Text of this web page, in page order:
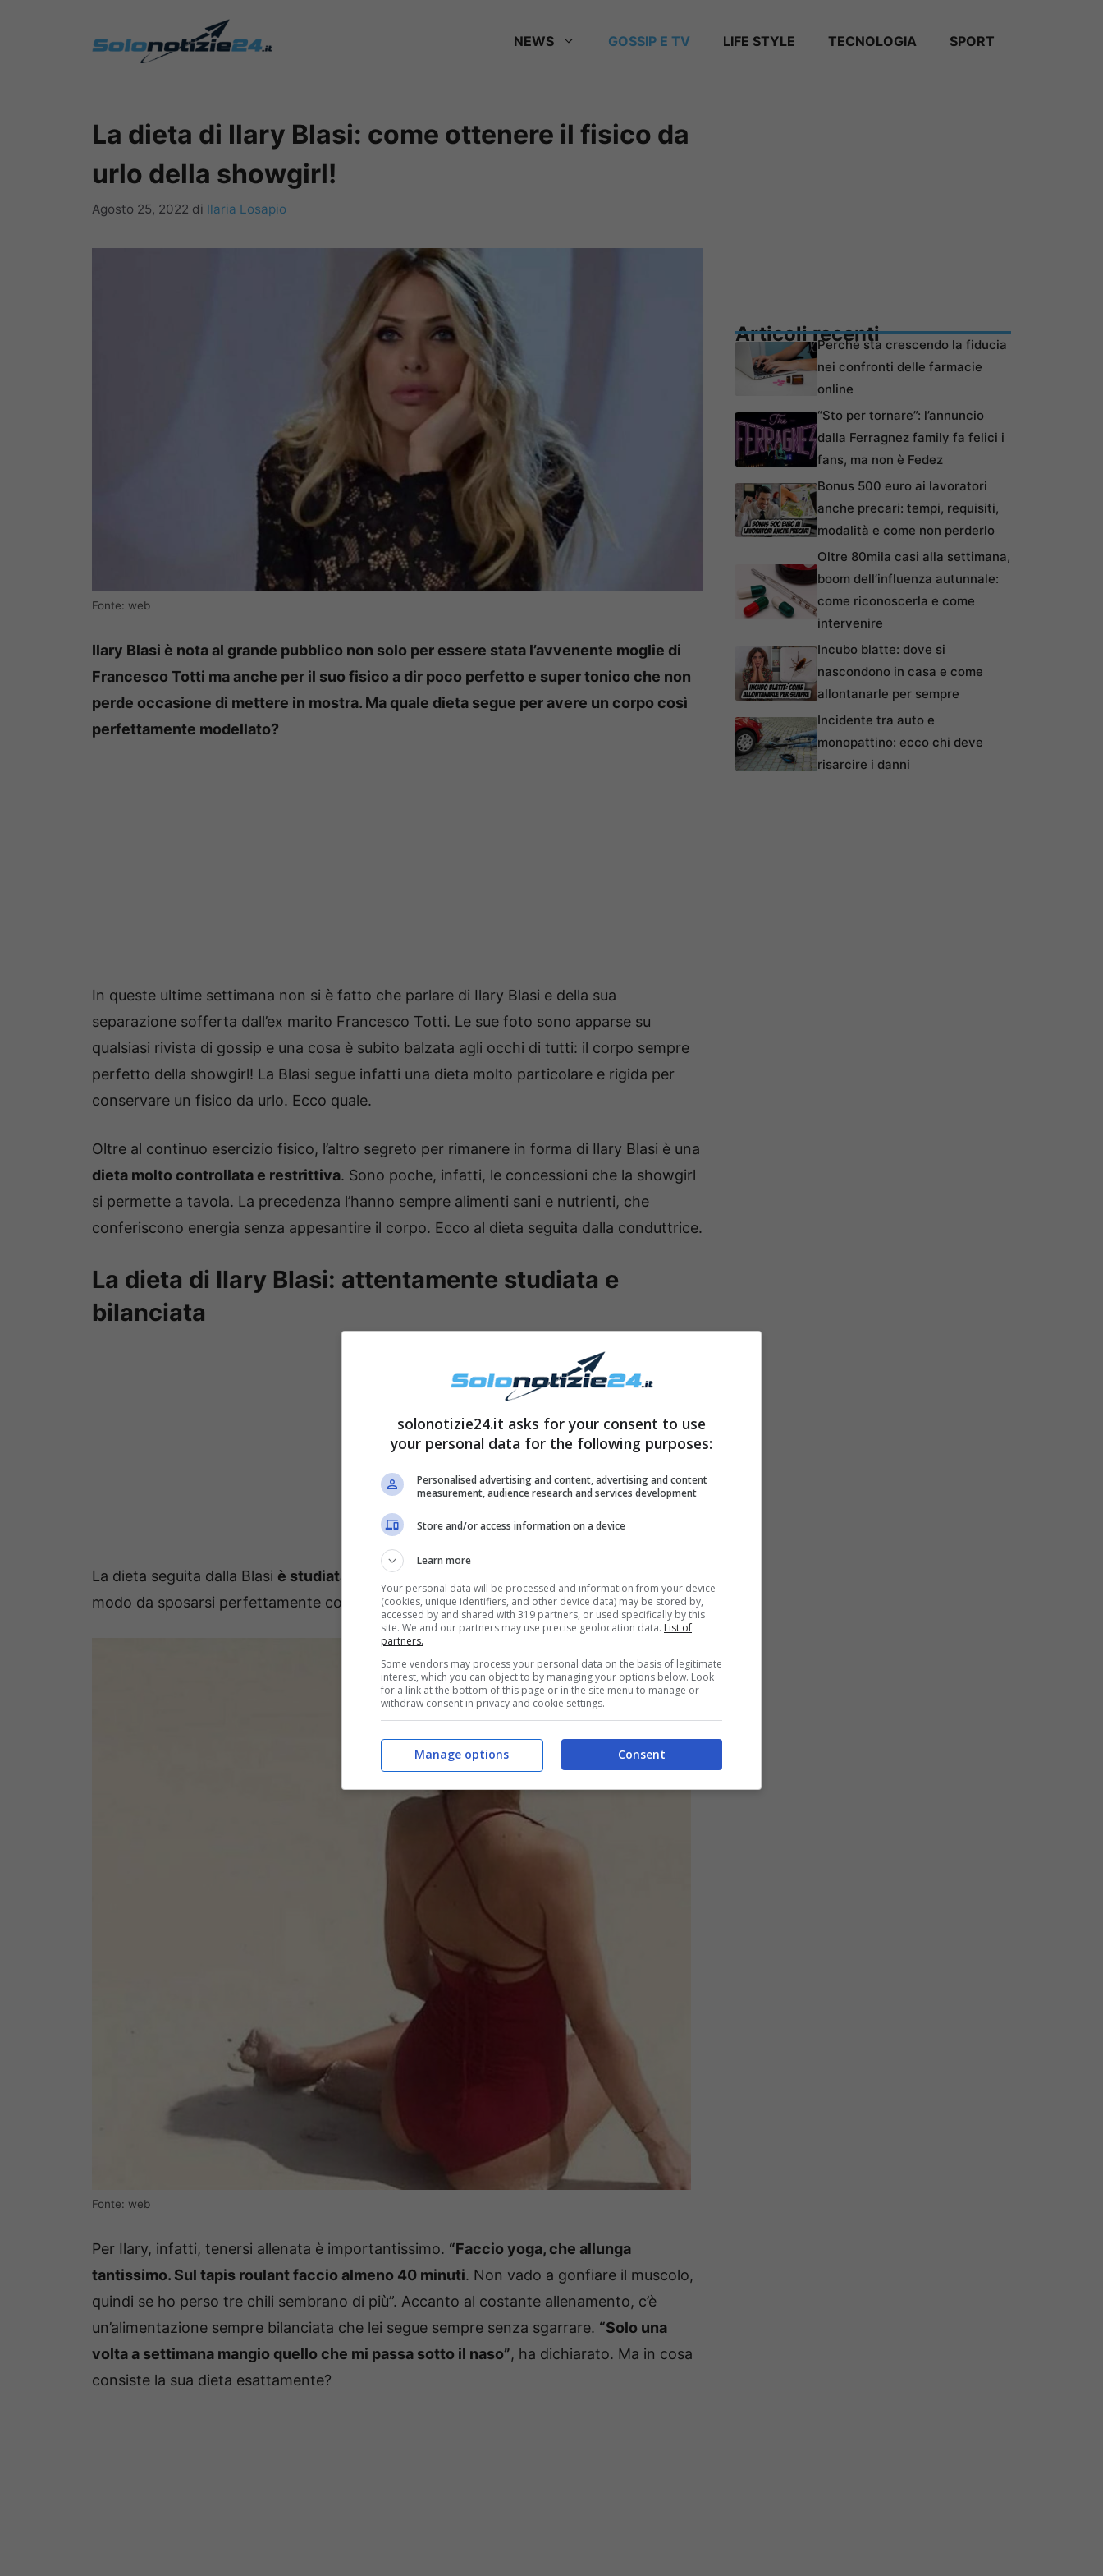
NEWS GOSSIP E TV LIFE STYLE TECNOLOGIA SPORT
La dieta di Ilary Blasi: come ottenere il fisico da
urlo della showgirl!
Agosto 25, 2022 di Ilaria Losapio
Fonte: web
Ilary Blasi è nota al grande pubblico non solo per essere stata l’avvenente moglie di
Francesco Totti ma anche per il suo fisico a dir poco perfetto e super tonico che non
perde occasione di mettere in mostra. Ma quale dieta segue per avere un corpo così
perfettamente modellato?
In queste ultime settimana non si è fatto che parlare di Ilary Blasi e della sua
separazione sofferta dall’ex marito Francesco Totti. Le sue foto sono apparse su
qualsiasi rivista di gossip e una cosa è subito balzata agli occhi di tutti: il corpo sempre
perfetto della showgirl! La Blasi segue infatti una dieta molto particolare e rigida per
conservare un fisico da urlo. Ecco quale.
Oltre al continuo esercizio fisico, l’altro segreto per rimanere in forma di Ilary Blasi è una
dieta molto controllata e restrittiva. Sono poche, infatti, le concessioni che la showgirl
si permette a tavola. La precedenza l’hanno sempre alimenti sani e nutrienti, che
conferiscono energia senza appesantire il corpo. Ecco al dieta seguita dalla conduttrice.
La dieta di Ilary Blasi: attentamente studiata e
bilanciata
La dieta seguita dalla Blasi è studiata dal dietologo Nicola Sorrentino
modo da sposarsi perfettamente con l’esercizio fisico che Ilary svolge con regolarità.
Fonte: web
Per Ilary, infatti, tenersi allenata è importantissimo. “Faccio yoga, che allunga
tantissimo. Sul tapis roulant faccio almeno 40 minuti. Non vado a gonfiare il muscolo,
quindi se ho perso tre chili sembrano di più”. Accanto al costante allenamento, c’è
un’alimentazione sempre bilanciata che lei segue sempre senza sgarrare. “Solo una
volta a settimana mangio quello che mi passa sotto il naso”, ha dichiarato. Ma in cosa
consiste la sua dieta esattamente?
Articoli recentiPerché sta crescendo la fiducia
nei confronti delle farmacie
online
“Sto per tornare”: l’annuncio
dalla Ferragnez family fa felici i
fans, ma non è Fedez
Bonus 500 euro ai lavoratori
anche precari: tempi, requisiti,
modalità e come non perderlo
Oltre 80mila casi alla settimana,
boom dell’influenza autunnale:
come riconoscerla e come
intervenire
Incubo blatte: dove si
nascondono in casa e come
allontanarle per sempre
Incidente tra auto e
monopattino: ecco chi deve
risarcire i danni
solonotizie24.it asks for your consent to use
your personal data for the following purposes:
Personalised advertising and content, advertising and content
measurement, audience research and services development
Store and/or access information on a device
Learn more
Your personal data will be processed and information from your device
(cookies, unique identifiers, and other device data) may be stored by,
accessed by and shared with 319 partners, or used specifically by this
site. We and our partners may use precise geolocation data. List of
partners.
Some vendors may process your personal data on the basis of legitimate
interest, which you can object to by managing your options below. Look
for a link at the bottom of this page or in the site menu to manage or
withdraw consent in privacy and cookie settings.
Consent
Manage options